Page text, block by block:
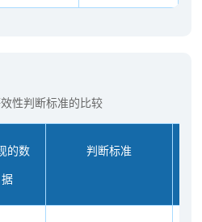
性判断标准的比较
的数
据
判断标准